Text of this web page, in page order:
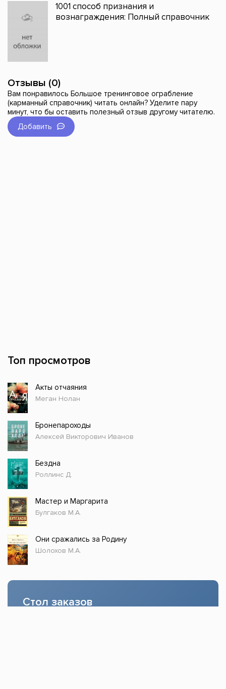
1001 способ признания и
вознаграждения: Полный справочник
Отзывы (0)
Вам понравилось Большое тренинговое ограбление
(карманный справочник) читать онлайн? Уделите пару
минут, что бы оставить полезный отзыв другому читателю.
Добавить
Топ просмотров
Акты отчаяния
Меган Нолан
Бронепароходы
Алексей Викторович Иванов
Бездна
Роллинс Д.
Мастер и Маргарита
Булгаков М.А.
Они сражались за Родину
Шолохов М.А.
Стол заказов